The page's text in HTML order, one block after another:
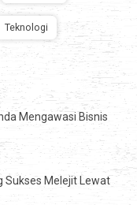
Teknologi
Mengawasi Bisnis
Sukses Melejit Lewat